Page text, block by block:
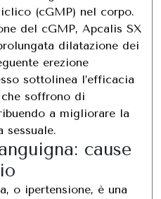
(cGMP) nel corpo.
del cGMP, Apcalis SX
dilatazione dei
erezione
sottolinea l’efficacia
soffrono di
a migliorare la
sessuale.
cause
o ipertensione, è una